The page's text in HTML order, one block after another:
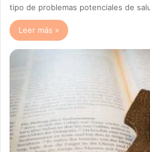
tipo de problemas potenciales de
Leer más »